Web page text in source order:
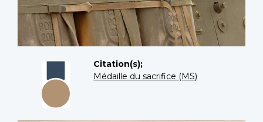
Citation(s);
Médaille du sacrifice (MS)